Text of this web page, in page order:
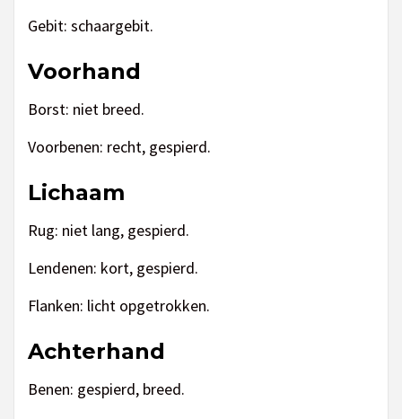
Gebit: schaargebit.
Voorhand
Borst: niet breed.
Voorbenen: recht, gespierd.
Lichaam
Rug: niet lang, gespierd.
Lendenen: kort, gespierd.
Flanken: licht opgetrokken.
Achterhand
Benen: gespierd, breed.